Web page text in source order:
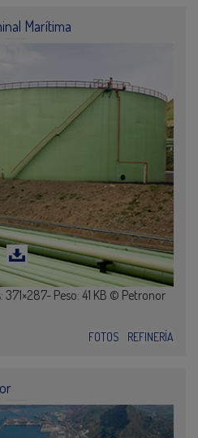
Marítima
Peso: 41 KB © Petronor
FOTOS REFINERÍA